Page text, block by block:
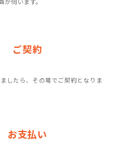
が伺います。
ご契約
したら、その場でご契約となりま
お支払い